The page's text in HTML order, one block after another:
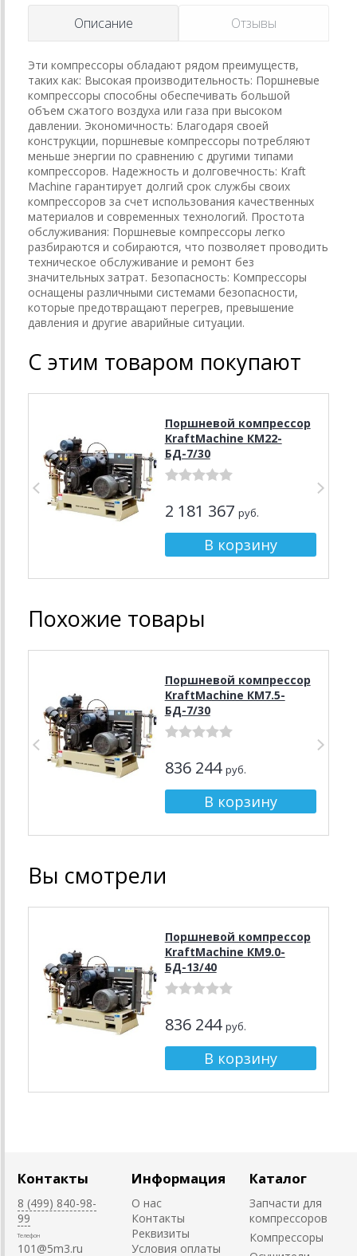
Описание Отзывы
Эти компрессоры обладают рядом преимуществ,
таких как: Высокая производительность: Поршневые
компрессоры способны обеспечивать большой
объем сжатого воздуха или газа при высоком
давлении. Экономичность: Благодаря своей
конструкции, поршневые компрессоры потребляют
меньше энергии по сравнению с другими типами
компрессоров. Надежность и долговечность: Kraft
Machine гарантирует долгий срок службы своих
компрессоров за счет использования качественных
материалов и современных технологий. Простота
обслуживания: Поршневые компрессоры легко
разбираются и собираются, что позволяет проводить
техническое обслуживание и ремонт без
значительных затрат. Безопасность: Компрессоры
оснащены различными системами безопасности,
которые предотвращают перегрев, превышение
давления и другие аварийные ситуации.
С этим товаром покупают
Поршневой компрессор
KraftMachine КМ22-
БД-7/30
2 181 367 руб.
Похожие товары
Поршневой компрессор
KraftMachine КМ7.5-
БД-7/30
836 244 руб.
Вы смотрели
Поршневой компрессор
KraftMachine КМ9.0-
БД-13/40
836 244 руб.
Контакты
8 (499) 840-98-
99
Телефон
101@5m3.ru
Информация
О нас
Контакты
Реквизиты
Условия оплаты
Каталог
Запчасти для
компрессоров
Компрессоры